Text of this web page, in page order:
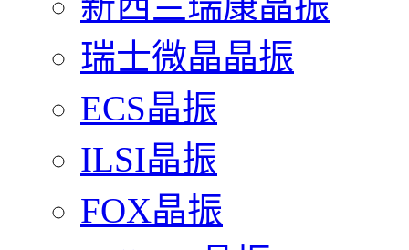
瑞士微晶晶振
ECS晶振
ILSI晶振
FOX晶振